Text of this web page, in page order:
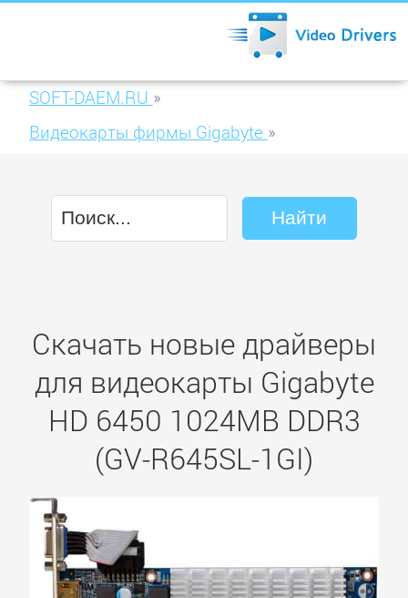
SOFT-DAEM.RU »
Видеокарты фирмы Gigabyte »
R645SL-1GI)
Скачать новые драйверы
для видеокарты Gigabyte
HD 6450 1024MB DDR3
(GV-R645SL-1GI)